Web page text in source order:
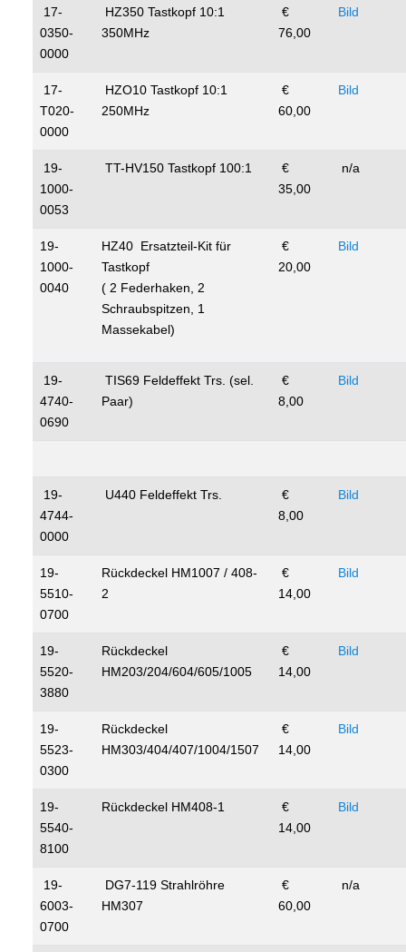
17-
0350-
0000
HZ350 Tastkopf 10:1
350MHz
€
76,00
Bild
17-
T020-
0000
HZO10 Tastkopf 10:1
250MHz
€
60,00
Bild
19-
1000-
0053
TT-HV150 Tastkopf 100:1
€
35,00
n/a
19-
1000-
0040
HZ40 Ersatzteil-Kit für
Tastkopf
( 2 Federhaken, 2
Schraubspitzen, 1
Massekabel)
€
20,00
Bild
19-
4740-
0690
TIS69 Feldeffekt Trs. (sel.
Paar)
€
8,00
Bild
19-
4744-
0000
U440 Feldeffekt Trs.
€
8,00
Bild
19-
5510-
0700
Rückdeckel HM1007 / 408-
2
€
14,00
Bild
19-
5520-
3880
Rückdeckel
HM203/204/604/605/1005
€
14,00
Bild
19-
5523-
0300
Rückdeckel
HM303/404/407/1004/1507
€
14,00
Bild
19-
5540-
8100
Rückdeckel HM408-1
€
14,00
Bild
19-
6003-
0700
DG7-119 Strahlröhre
HM307
€
60,00
n/a